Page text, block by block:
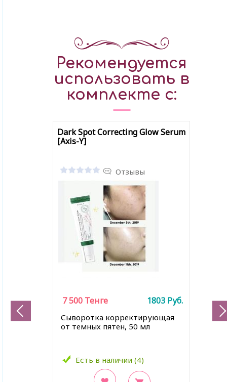
Рекомендуется
использовать в
комплекте с:
Dark Spot Correcting Glow Serum
[Axis-Y]
Отзывы
Сыворотка корректирующая
от темных пятен, 50 мл
Есть в наличии (4)
7 500 Тенге 1803 Руб.